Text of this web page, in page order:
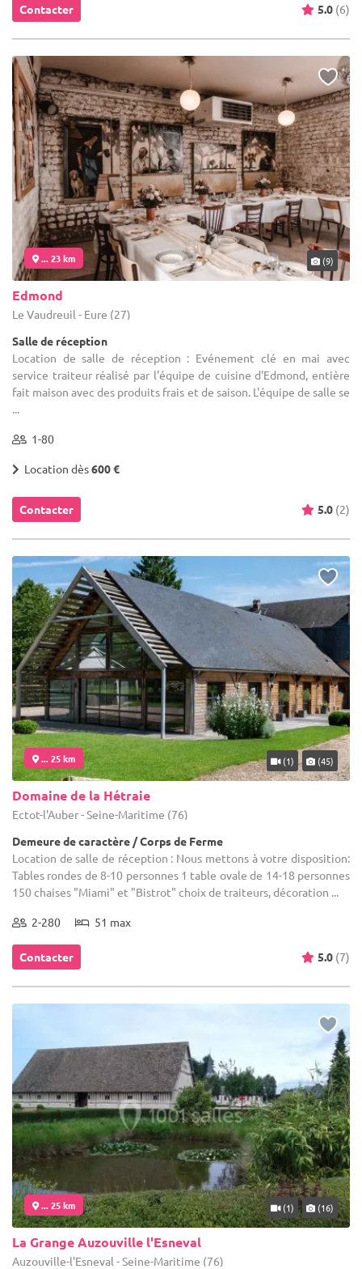
Contacter 5.0 (6)
... 23 km (9)
Edmond
Le Vaudreuil - Eure (27)
Salle de réception
Location de salle de réception : Evénement clé en mai avec
service traiteur réalisé par l'équipe de cuisine d'Edmond, entière
fait maison avec des produits frais et de saison. L'équipe de salle se
1-80
Location dès600 €
Contacter 5.0 (2)
... 25 km (1) (45)
Domaine de la Hétraie
Ectot-l'Auber - Seine-Maritime (76)
Demeure de caractère / Corps de Ferme
Location de salle de réception : Nous mettons à votre disposition:
Tables rondes de 8-10 personnes 1 table ovale de 14-18 personnes
150 chaises "Miami" et "Bistrot" choix de traiteurs, décoration ...
2-280 51 max
Contacter 5.0 (7)
... 25 km (1) (16)
La Grange Auzouville l'Esneval
Auzouville-l'Esneval - Seine-Maritime (76)